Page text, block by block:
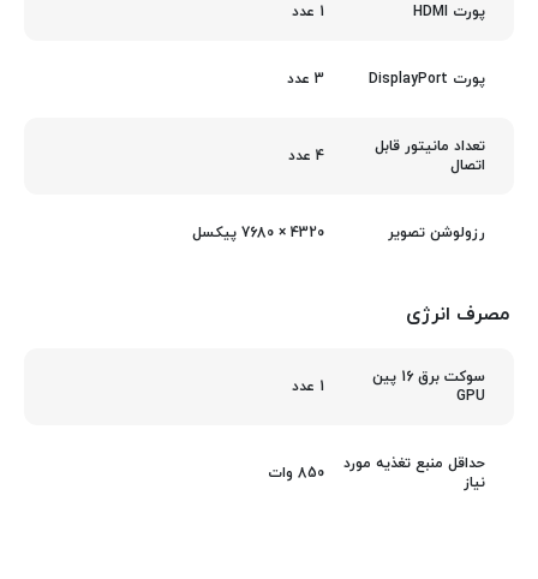
پورت HDMI 1 عدد
پورت DisplayPort 3 عدد
تعداد مانیتور قابل
اتصال
4 عدد
رزولوشن تصویر 4320 × 7680 پیکسل
مصرف انرژی
سوکت برق 16 پین
GPU
1 عدد
حداقل منبع تغذیه مورد
نیاز
850 وات